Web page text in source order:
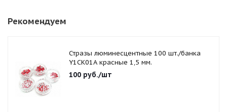
Рекомендуем
Стразы люминесцентные 100 шт./банка
Y1CK01A красные 1,5 мм.
100 руб./шт